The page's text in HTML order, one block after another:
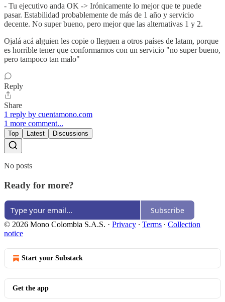
- Tu ejecutivo anda OK -> Irónicamente lo mejor que te puede
pasar. Estabilidad probablemente de más de 1 año y servicio
decente. No super bueno, pero mejor que las alternativas 1 y 2.
Ojalá acá alguien les copie o lleguen a otros países de latam, porque
es horrible tener que conformarnos con un servicio "no super bueno,
pero tampoco tan malo"
Reply
Share
1 reply by cuentamono.com
1 more comment...
Top Latest Discussions
No posts
Ready for more?
Subscribe
© 2026 Mono Colombia S.A.S. · Privacy ∙ Terms ∙ Collection
notice
Start your Substack
Get the app